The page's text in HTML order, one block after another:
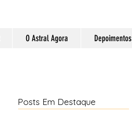
O Astral Agora Depoimentos
Posts Em Destaque